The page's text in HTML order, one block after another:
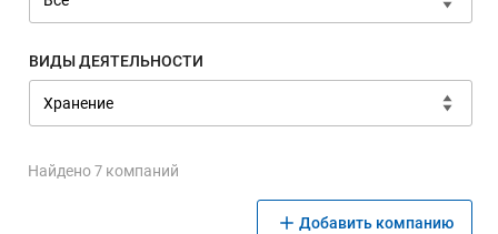
ВИДЫ ДЕЯТЕЛЬНОСТИ
Найдено 7 компаний
Добавить компанию